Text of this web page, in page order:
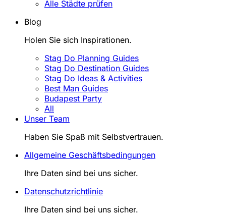
Alle Städte prüfen
Blog
Holen Sie sich Inspirationen.
Stag Do Planning Guides
Stag Do Destination Guides
Stag Do Ideas & Activities
Best Man Guides
Budapest Party
All
Unser Team
Haben Sie Spaß mit Selbstvertrauen.
Allgemeine Geschäftsbedingungen
Ihre Daten sind bei uns sicher.
Datenschutzrichtlinie
Ihre Daten sind bei uns sicher.